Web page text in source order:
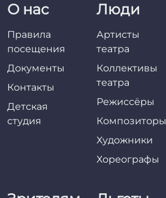
О нас
Правила
посещения
Документы
Контакты
Детская
студия
Люди
Артисты
театра
Коллективы
театра
Режиссёры
Композиторы
Художники
Хореографы